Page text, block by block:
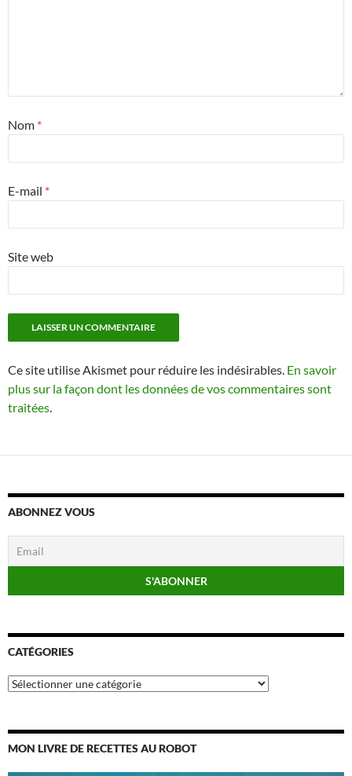
Nom *
E-mail *
Site web
Ce site utilise Akismet pour réduire les indésirables. En savoir
plus sur la façon dont les données de vos commentaires sont
traitées.
ABONNEZ VOUS
CATÉGORIES
Catégories
MON LIVRE DE RECETTES AU ROBOT